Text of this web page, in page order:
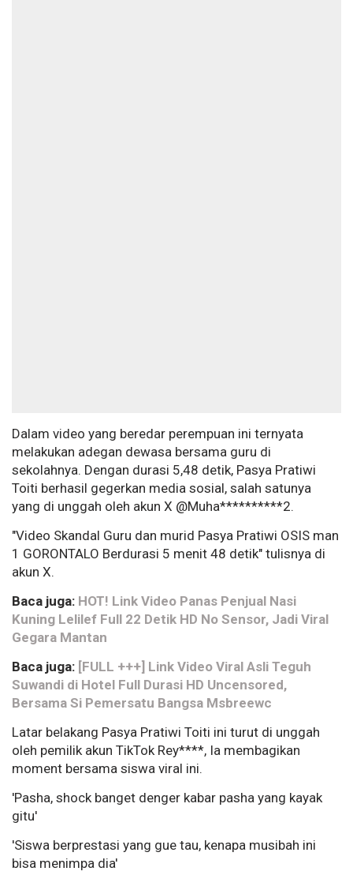
Dalam video yang beredar perempuan ini ternyata
melakukan adegan dewasa bersama guru di
sekolahnya. Dengan durasi 5,48 detik, Pasya Pratiwi
Toiti berhasil gegerkan media sosial, salah satunya
yang di unggah oleh akun X @Muha**********2.
"Video Skandal Guru dan murid Pasya Pratiwi OSIS man
1 GORONTALO Berdurasi 5 menit 48 detik" tulisnya di
akun X.
Baca juga: HOT! Link Video Panas Penjual Nasi
Kuning Lelilef Full 22 Detik HD No Sensor, Jadi Viral
Gegara Mantan
Baca juga: [FULL +++] Link Video Viral Asli Teguh
Suwandi di Hotel Full Durasi HD Uncensored,
Bersama Si Pemersatu Bangsa Msbreewc
Latar belakang Pasya Pratiwi Toiti ini turut di unggah
oleh pemilik akun TikTok Rey****, Ia membagikan
moment bersama siswa viral ini.
'Pasha, shock banget denger kabar pasha yang kayak
gitu'
'Siswa berprestasi yang gue tau, kenapa musibah ini
bisa menimpa dia'